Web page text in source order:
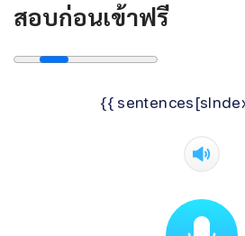
สอบก่อนเข้าฟรี
{{